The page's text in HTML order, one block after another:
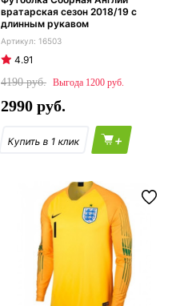
вратарская сезон 2018/19 с
длинным рукавом
16503
4.91
4190
1200
2990
+